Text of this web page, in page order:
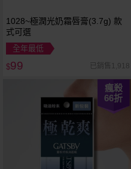
1028~極潤光奶霜唇膏(3.7g) 款
式可選
全年最低
$99 已銷售1,918
瘋殺
66折